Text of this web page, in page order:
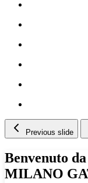
Previous slide
Benvenuto
MILANO